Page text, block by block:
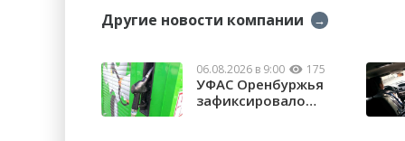
Другие новости компании →
06.08.2026 в 9:00 175
УФАС Оренбуржья
зафиксировало